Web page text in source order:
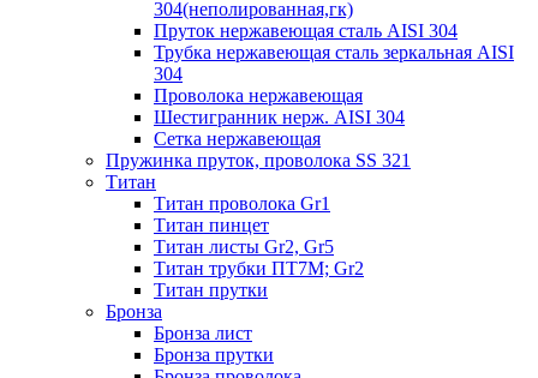
304(неполированная,гк)
Пруток нержавеющая сталь AISI 304
Трубка нержавеющая сталь зеркальная AISI
304
Проволока нержавеющая
Шестигранник нерж. AISI 304
Сетка нержавеющая
Пружинка пруток, проволока SS 321
Титан
Титан проволока Gr1
Титан пинцет
Титан листы Gr2, Gr5
Титан трубки ПТ7М; Gr2
Титан прутки
Бронза
Бронза лист
Бронза прутки